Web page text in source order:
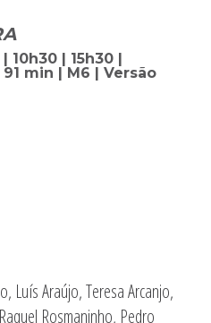
10h30 | 15h30 |
min | M6 | Versão
Luís Araújo, Teresa Arcanjo,
Rosmaninho, Pedro